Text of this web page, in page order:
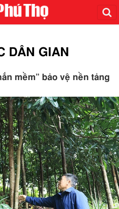
DÂN GIAN
mềm” bảo vệ nền tảng